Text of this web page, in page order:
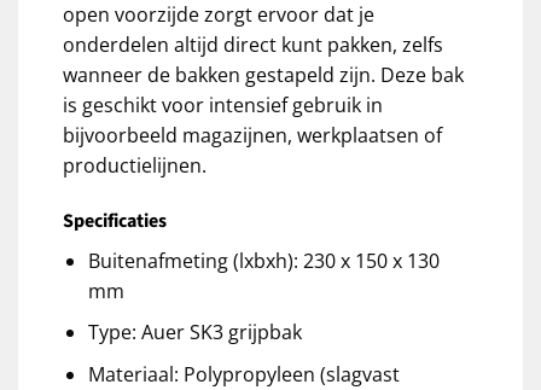
open voorzijde zorgt ervoor dat je
onderdelen altijd direct kunt pakken, zelfs
wanneer de bakken gestapeld zijn. Deze bak
is geschikt voor intensief gebruik in
bijvoorbeeld magazijnen, werkplaatsen of
productielijnen.
Specificaties
Buitenafmeting (lxbxh): 230 x 150 x 130
mm
Type: Auer SK3 grijpbak
Materiaal: Polypropyleen (slagvast